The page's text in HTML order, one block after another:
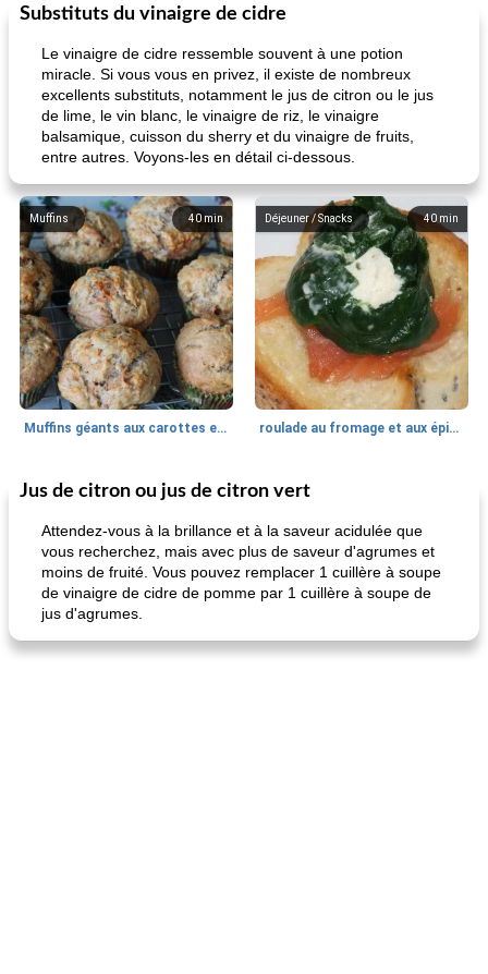
Substituts du vinaigre de cidre
Le vinaigre de cidre ressemble souvent à une potion
miracle. Si vous vous en privez, il existe de nombreux
excellents substituts, notamment le jus de citron ou le jus
de lime, le vin blanc, le vinaigre de riz, le vinaigre
balsamique, cuisson du sherry et du vinaigre de fruits,
entre autres. Voyons-les en détail ci-dessous.
40 min
Muffins
Muffins géants aux carottes et à la banane de Nif
40 min
Déjeuner / Snacks
roulade au fromage et aux épinards
30 min
Marques de confiance: recettes et
Viande et volaille
Jus de citron ou jus de citron vert
Attendez-vous à la brillance et à la saveur acidulée que
vous recherchez, mais avec plus de saveur d'agrumes et
moins de fruité. Vous pouvez remplacer 1 cuillère à soupe
de vinaigre de cidre de pomme par 1 cuillère à soupe de
jus d'agrumes.